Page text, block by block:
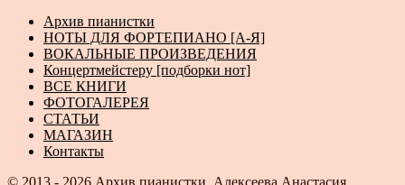
Архив пианистки
НОТЫ ДЛЯ ФОРТЕПИАНО [А-Я]
ВОКАЛЬНЫЕ ПРОИЗВЕДЕНИЯ
Концертмейстеру [подборки нот]
ВСЕ КНИГИ
ФОТОГАЛЕРЕЯ
СТАТЬИ
МАГАЗИН
Контакты
© 2013 - 2026 Архив пианистки. Алексеева Анастасия